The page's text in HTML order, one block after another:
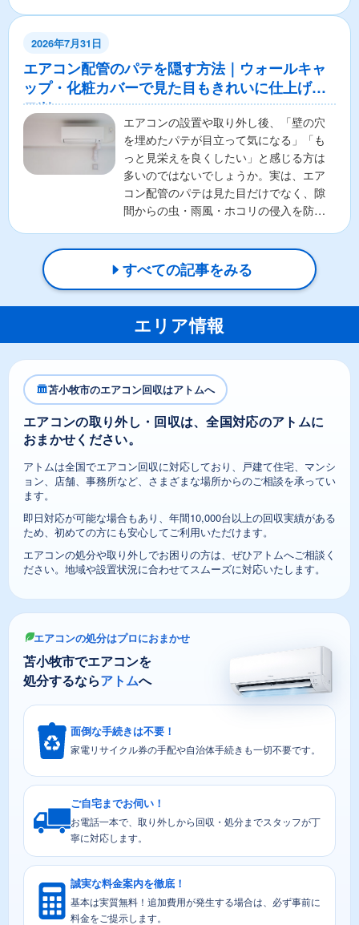
2026年7月31日
エアコン配管のパテを隠す方法｜ウォールキャ
ップ・化粧カバーで見た目もきれいに仕上げる
コツ
エアコンの設置や取り外し後、「壁の穴
を埋めたパテが目立って気になる」「も
っと見栄えを良くしたい」と感じる方は
多いのではないでしょうか。実は、エア
コン配管のパテは見た目だけでなく、隙
間からの虫・雨風・ホコリの侵入を防ぐ
すべての記事をみる
エリア情報
苫小牧市のエアコン回収はアトムへ
エアコンの取り外し・回収は、全国対応のアトムに
おまかせください。
アトムは全国でエアコン回収に対応しており、戸建て住宅、マンシ
ョン、店舗、事務所など、さまざまな場所からのご相談を承ってい
ます。
即日対応が可能な場合もあり、年間10,000台以上の回収実績がある
ため、初めての方にも安心してご利用いただけます。
エアコンの処分や取り外しでお困りの方は、ぜひアトムへご相談く
ださい。地域や設置状況に合わせてスムーズに対応いたします。
エアコンの処分はプロにおまかせ
苫小牧市でエアコンを
処分するならアトムへ
面倒な手続きは不要！
家電リサイクル券の手配や自治体手続きも一切不要です。
ご自宅までお伺い！
お電話一本で、取り外しから回収・処分までスタッフが丁
寧に対応します。
誠実な料金案内を徹底！
基本は実質無料！追加費用が発生する場合は、必ず事前に
料金をご提示します。